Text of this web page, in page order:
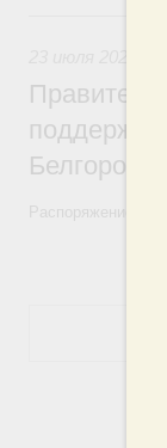
поддержку
Распоряжение от